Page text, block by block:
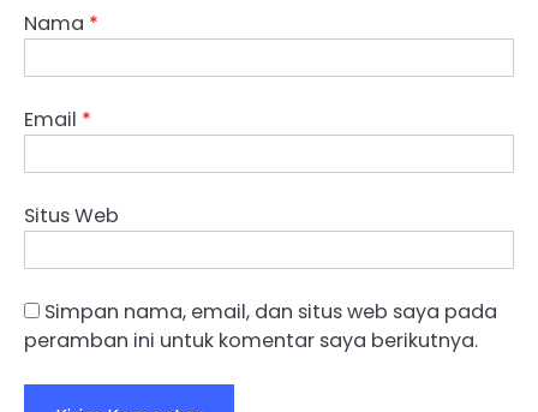
Nama *
Email *
Situs Web
Simpan nama, email, dan situs web saya pada
peramban ini untuk komentar saya berikutnya.